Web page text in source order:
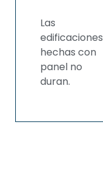
Las
edificaciones
hechas con
panel no
duran.